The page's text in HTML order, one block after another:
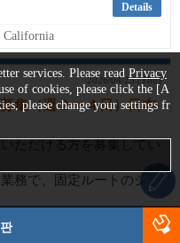
Details
California
2026/04/23 (Thu)
集（週２〜４日）日本
務で、固定ルートのシン
services. Please read Privacy
of cookies, please click the [A
please change your settings fr